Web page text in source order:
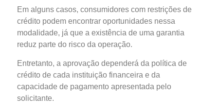
Em alguns casos, consumidores com restrições de
crédito podem encontrar oportunidades nessa
modalidade, já que a existência de uma garantia
reduz parte do risco da operação.
Entretanto, a aprovação dependerá da política de
crédito de cada instituição financeira e da
capacidade de pagamento apresentada pelo
solicitante.